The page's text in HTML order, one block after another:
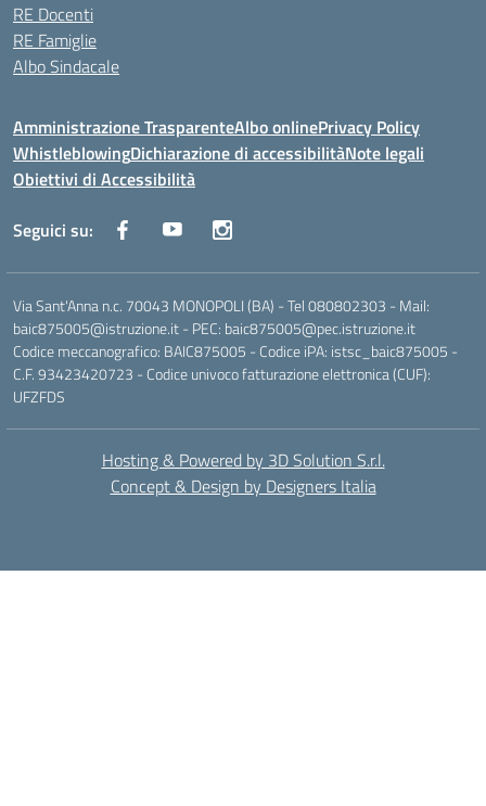
RE Docenti
RE Famiglie
Albo Sindacale
Amministrazione TrasparenteAlbo onlinePrivacy Policy
WhistleblowingDichiarazione di accessibilitàNote legali
Obiettivi di Accessibilità
Seguici su:
Via Sant'Anna n.c. 70043 MONOPOLI (BA) - Tel 080802303 - Mail:
baic875005@istruzione.it - PEC: baic875005@pec.istruzione.it
Codice meccanografico: BAIC875005 - Codice iPA: istsc_baic875005 -
C.F. 93423420723 - Codice univoco fatturazione elettronica (CUF):
UFZFDS
Hosting & Powered by 3D Solution S.r.l.
Concept & Design by Designers Italia